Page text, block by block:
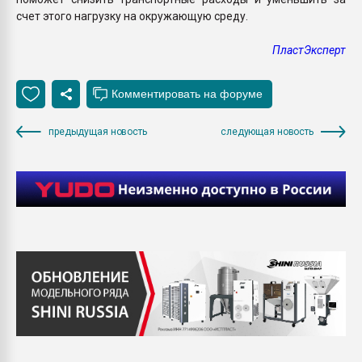
счет этого нагрузку на окружающую среду.
ПластЭксперт
предыдущая новость следующая новость